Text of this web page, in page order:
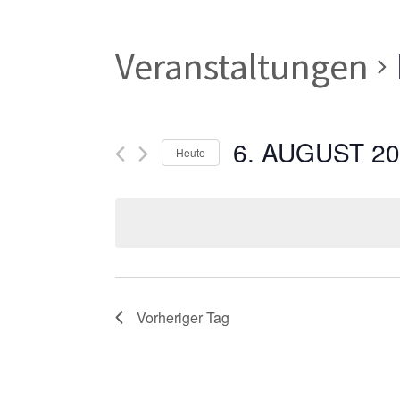
Veranstaltungen
Heute 6. AUGUST
Vorheriger Tag